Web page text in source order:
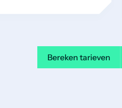
Bereken tarieven